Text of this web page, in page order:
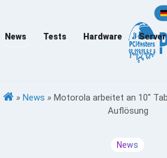
News Tests Hardware Server
» News » Motorola arbeitet an 10"
Auflösung
News